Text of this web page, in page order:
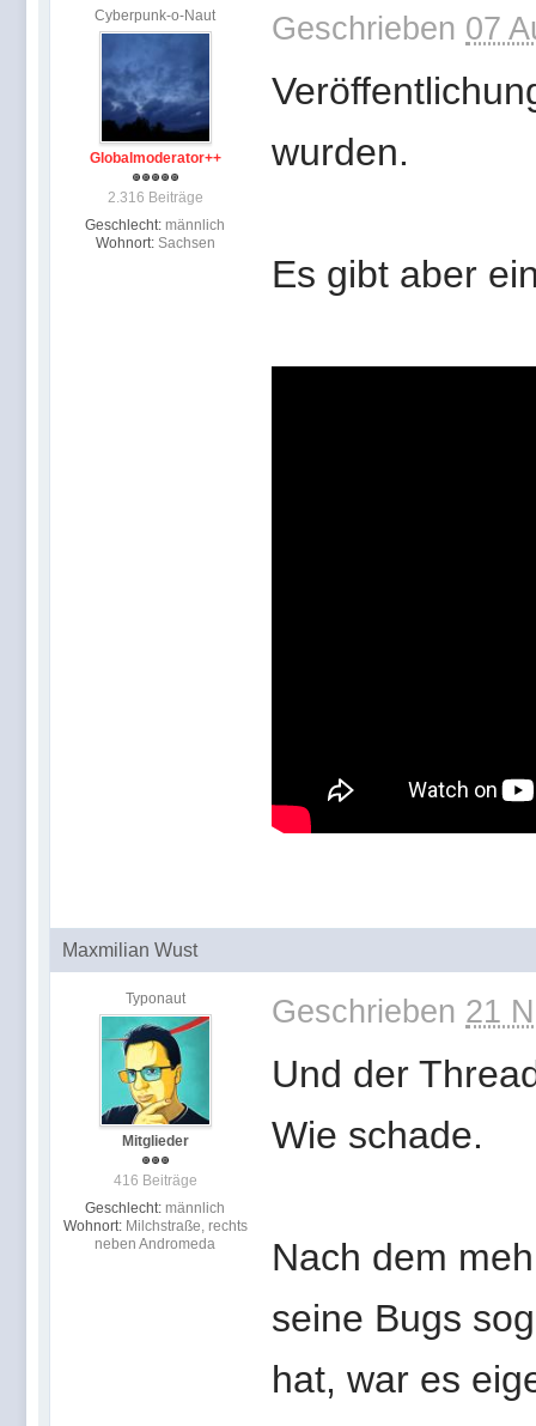
Cyberpunk-o-Naut
Globalmoderator++
2.316 Beiträge
Geschlecht: männlich
Wohnort: Sachsen
Geschrieben 07
wurden.
Es gibt aber
Maxmilian Wust
Typonaut
Mitglieder
416 Beiträge
Geschlecht: männlich
Wohnort: Milchstraße, rechts
neben Andromeda
Geschrieben 21
Und der
Wie schade.
Nach dem
seine Bugs
hat, war es